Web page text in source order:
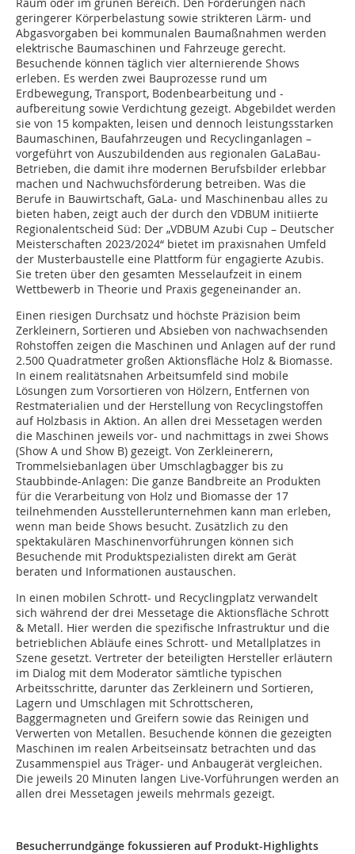
Raum oder im grünen Bereich. Den Forderungen nach
geringerer Körperbelastung sowie strikteren Lärm- und
Abgasvorgaben bei kommunalen Baumaßnahmen werden
elektrische Baumaschinen und Fahrzeuge gerecht.
Besuchende können täglich vier alternierende Shows
erleben. Es werden zwei Bauprozesse rund um
Erdbewegung, Transport, Bodenbearbeitung und -
aufbereitung sowie Verdichtung gezeigt. Abgebildet werden
sie von 15 kompakten, leisen und dennoch leistungsstarken
Baumaschinen, Baufahrzeugen und Recyclinganlagen –
vorgeführt von Auszubildenden aus regionalen GaLaBau-
Betrieben, die damit ihre modernen Berufsbilder erlebbar
machen und Nachwuchsförderung betreiben. Was die
Berufe in Bauwirtschaft, GaLa- und Maschinenbau alles zu
bieten haben, zeigt auch der durch den VDBUM initiierte
Regionalentscheid Süd: Der „VDBUM Azubi Cup – Deutscher
Meisterschaften 2023/2024“ bietet im praxisnahen Umfeld
der Musterbaustelle eine Plattform für engagierte Azubis.
Sie treten über den gesamten Messelaufzeit in einem
Wettbewerb in Theorie und Praxis gegeneinander an.
Einen riesigen Durchsatz und höchste Präzision beim
Zerkleinern, Sortieren und Absieben von nachwachsenden
Rohstoffen zeigen die Maschinen und Anlagen auf der rund
2.500 Quadratmeter großen Aktionsfläche Holz & Biomasse.
In einem realitätsnahen Arbeitsumfeld sind mobile
Lösungen zum Vorsortieren von Hölzern, Entfernen von
Restmaterialien und der Herstellung von Recyclingstoffen
auf Holzbasis in Aktion. An allen drei Messetagen werden
die Maschinen jeweils vor- und nachmittags in zwei Shows
(Show A und Show B) gezeigt. Von Zerkleinerern,
Trommelsiebanlagen über Umschlagbagger bis zu
Staubbinde-Anlagen: Die ganze Bandbreite an Produkten
für die Verarbeitung von Holz und Biomasse der 17
teilnehmenden Ausstellerunternehmen kann man erleben,
wenn man beide Shows besucht. Zusätzlich zu den
spektakulären Maschinenvorführungen können sich
Besuchende mit Produktspezialisten direkt am Gerät
beraten und Informationen austauschen.
In einen mobilen Schrott- und Recyclingplatz verwandelt
sich während der drei Messetage die Aktionsfläche Schrott
& Metall. Hier werden die spezifische Infrastruktur und die
betrieblichen Abläufe eines Schrott- und Metallplatzes in
Szene gesetzt. Vertreter der beteiligten Hersteller erläutern
im Dialog mit dem Moderator sämtliche typischen
Arbeitsschritte, darunter das Zerkleinern und Sortieren,
Lagern und Umschlagen mit Schrottscheren,
Baggermagneten und Greifern sowie das Reinigen und
Verwerten von Metallen. Besuchende können die gezeigten
Maschinen im realen Arbeitseinsatz betrachten und das
Zusammenspiel aus Träger- und Anbaugerät vergleichen.
Die jeweils 20 Minuten langen Live-Vorführungen werden an
allen drei Messetagen jeweils mehrmals gezeigt.
Besucherrundgänge fokussieren auf Produkt-Highlights